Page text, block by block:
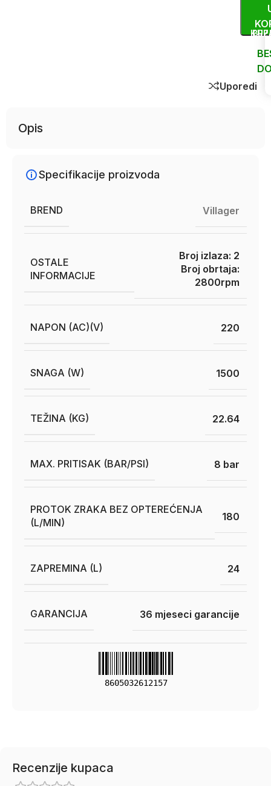
Uporedi
Opis
Specifikacije proizvoda
BREND Villager
OSTALE
INFORMACIJE
Broj izlaza: 2
Broj obrtaja:
2800rpm
NAPON (AC)(V) 220
SNAGA (W) 1500
TEŽINA (KG) 22.64
MAX. PRITISAK (BAR/PSI) 8 bar
PROTOK ZRAKA BEZ OPTEREĆENJA
(L/MIN)
180
ZAPREMINA (L) 24
GARANCIJA 36 mjeseci garancije
8605032612157
Recenzije kupaca